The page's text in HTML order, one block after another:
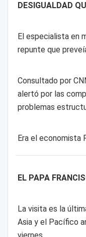
DESIGUALDAD
El especialista en
repunte que
Consultado por
alertó por las
problemas
Era el economista
EL PAPA
La visita es la
Asia y el Pacífico
viernes.